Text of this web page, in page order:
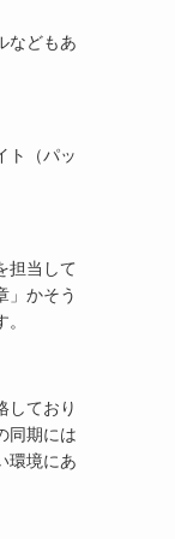
などもあ
ト（パッ
担当して
」かそう
しており
同期には
環境にあ